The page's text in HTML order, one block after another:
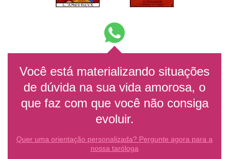
Você está materializando situações
de dúvida na sua vida amorosa, o
que faz com que você não consiga
evoluir.
Quer uma orientação personalizada? Pergunte agora para a
nossa taróloga